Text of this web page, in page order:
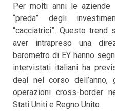
Per molti anni le aziende
“preda” degli
“cacciatrici”. Questo
aver intrapreso una
barometro di EY hanno
intervistati italiani ha
deal nel corso dell’anno,
operazioni cross-border
Stati Uniti e Regno Unito.